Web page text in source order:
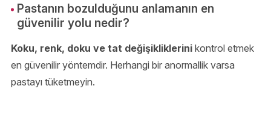
Pastanın bozulduğunu anlamanın en
güvenilir yolu nedir?
Koku, renk, doku ve tat değişikliklerini kontrol etmek
en güvenilir yöntemdir. Herhangi bir anormallik varsa
pastayı tüketmeyin.